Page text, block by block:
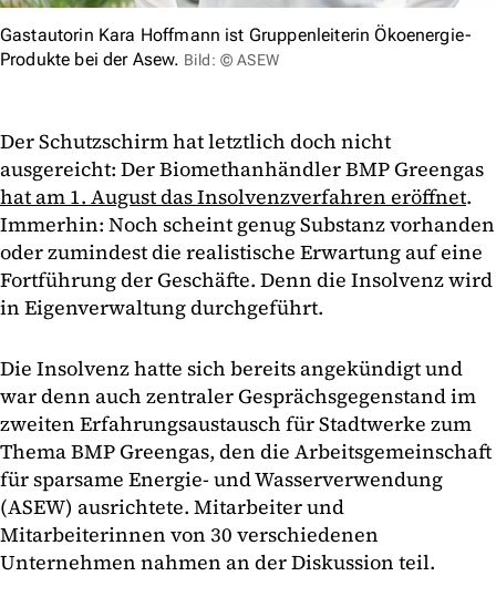
Gastautorin Kara Hoffmann ist Gruppenleiterin Ökoenergie-
Produkte bei der Asew. Bild: © ASEW
Der Schutzschirm hat letztlich doch nicht
ausgereicht: Der Biomethanhändler BMP Greengas
hat am 1. August das Insolvenzverfahren eröffnet.
Immerhin: Noch scheint genug Substanz vorhanden
oder zumindest die realistische Erwartung auf eine
Fortführung der Geschäfte. Denn die Insolvenz wird
in Eigenverwaltung durchgeführt.
Die Insolvenz hatte sich bereits angekündigt und
war denn auch zentraler Gesprächsgegenstand im
zweiten Erfahrungsaustausch für Stadtwerke zum
Thema BMP Greengas, den die Arbeitsgemeinschaft
für sparsame Energie- und Wasserverwendung
(ASEW) ausrichtete. Mitarbeiter und
Mitarbeiterinnen von 30 verschiedenen
Unternehmen nahmen an der Diskussion teil.